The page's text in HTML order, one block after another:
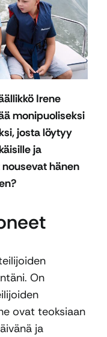
Irene
monipuoliseksi
josta löytyy
ja
hänen
On
ovat teoksiaan
ja